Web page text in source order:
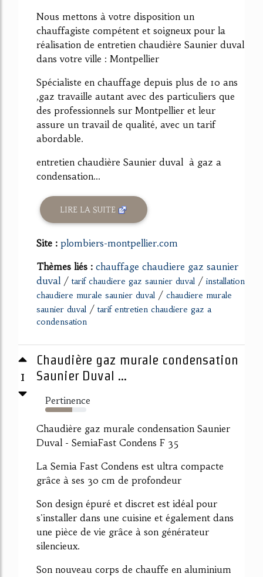
Nous mettons à votre disposition un
chauffagiste compétent et soigneux pour la
réalisation de entretien chaudière Saunier duval
dans votre ville : Montpellier
Spécialiste en chauffage depuis plus de 10 ans
,gaz travaille autant avec des particuliers que
des professionnels sur Montpellier et leur
assure un travail de qualité, avec un tarif
abordable.
entretien chaudière Saunier duval à gaz a
condensation...
LIRE LA SUITE
Site : plombiers-montpellier.com
Thèmes liés : chauffage chaudiere gaz saunier
duval / tarif chaudiere gaz saunier duval / installation
chaudiere murale saunier duval / chaudiere murale
saunier duval / tarif entretien chaudiere gaz a
condensation
1
Chaudière gaz murale condensation
Saunier Duval ...
Pertinence
65%
Chaudière gaz murale condensation Saunier
Duval - SemiaFast Condens F 35
La Semia Fast Condens est ultra compacte
grâce à ses 30 cm de profondeur
Son design épuré et discret est idéal pour
s'installer dans une cuisine et également dans
une pièce de vie grâce à son générateur
silencieux.
Son nouveau corps de chauffe en aluminium